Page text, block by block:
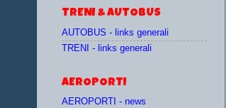
TRENI & AUTOBUS
AUTOBUS - links generali
TRENI - links generali
AEROPORTI
AEROPORTI - news